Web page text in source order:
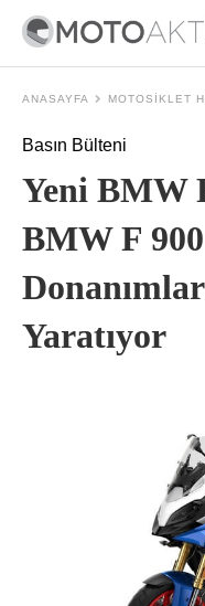
ANASAYFA MOTOSIKLET
Basın Bülteni
Yeni BMW
BMW F
Yaratıyor